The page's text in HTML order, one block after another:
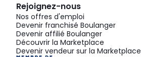
Rejoignez-nous
Nos offres d'emploi
Devenir franchisé Boulanger
Devenir affilié Boulanger
Découvrir la Marketplace
Devenir vendeur sur la Marketplace